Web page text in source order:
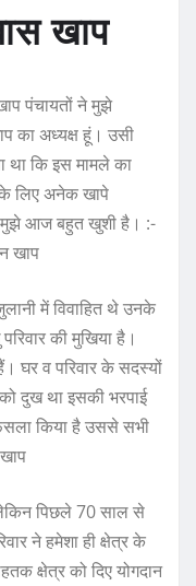
खाप
पंचायतों ने मुझे
का अध्यक्ष हूं। उसी
था कि इस मामले का
लिए अनेक खापे
मुझे आज बहुत खुशी है। :-
खाप
में विवाहित थे उनके
की मुखिया है।
घर व परिवार के सदस्यों
दुख था इसकी भरपाई
किया है उससे सभी
पिछले 70 साल से
ने हमेशा ही क्षेत्र के
क्षेत्र को दिए योगदान